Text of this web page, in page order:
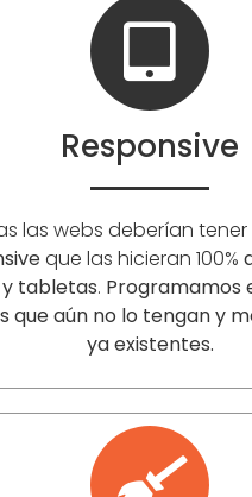
Responsive
las webs deberían tener
que las hicieran 100%
tabletas. Programamos
que aún no lo tengan y
ya existentes.